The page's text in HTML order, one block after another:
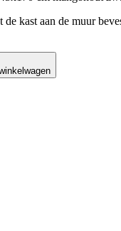
kast aan de muur